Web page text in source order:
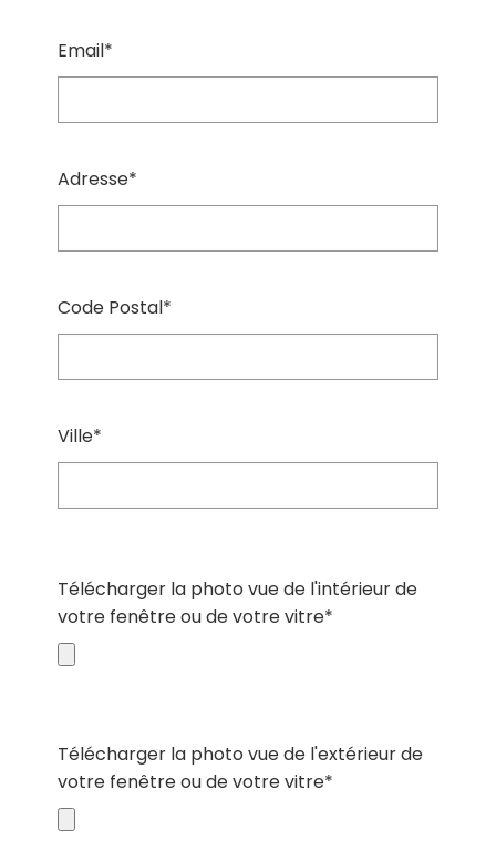
Email*
Adresse*
Code Postal*
Ville*
Télécharger la photo vue de l'intérieur de
votre fenêtre ou de votre vitre*
Télécharger la photo vue de l'extérieur de
votre fenêtre ou de votre vitre*